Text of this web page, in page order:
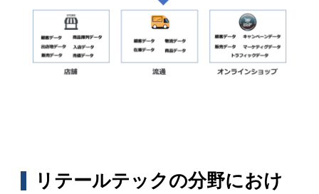
リテールテックの分野におけ